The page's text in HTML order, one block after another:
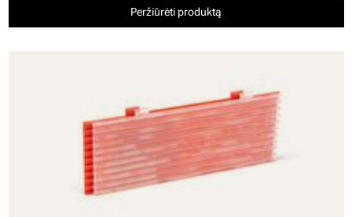
Peržiūrėti produktą